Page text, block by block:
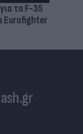
τα F-35
Eurofighter